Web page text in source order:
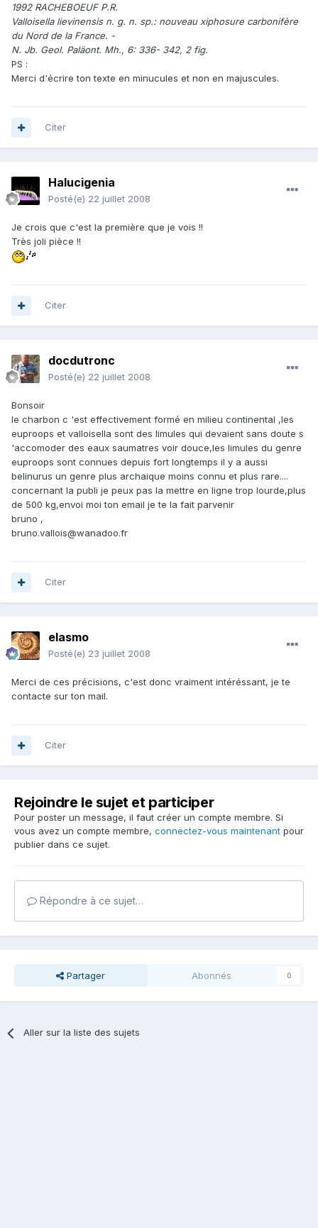
1992 RACHEBOEUF P.R.
Valloisella lievinensis n. g. n. sp.: nouveau xiphosure carbonifère
du Nord de la France. -
N. Jb. Geol. Paläont. Mh., 6: 336- 342, 2 fig.
PS :
Merci d'écrire ton texte en minucules et non en majuscules.
Citer
Halucigenia
Posté(e) 22 juillet 2008
Je crois que c'est la première que je vois !!
Très joli pièce !!
Citer
docdutronc
Posté(e) 22 juillet 2008
Bonsoir
le charbon c 'est effectivement formé en milieu continental ,les
euproops et valloisella sont des limules qui devaient sans doute s
'accomoder des eaux saumatres voir douce,les limules du genre
euproops sont connues depuis fort longtemps il y a aussi
belinurus un genre plus archaique moins connu et plus rare....
concernant la publi je peux pas la mettre en ligne trop lourde,plus
de 500 kg,envoi moi ton email je te la fait parvenir
bruno ,
bruno.vallois@wanadoo.fr
Citer
elasmo
Posté(e) 23 juillet 2008
Merci de ces précisions, c'est donc vraiment intéréssant, je te
contacte sur ton mail.
Citer
Rejoindre le sujet et participer
Pour poster un message, il faut créer un compte membre. Si
vous avez un compte membre, connectez-vous maintenant pour
publier dans ce sujet.
Répondre à ce sujet…
Partager Abonnés 0
Aller sur la liste des sujets